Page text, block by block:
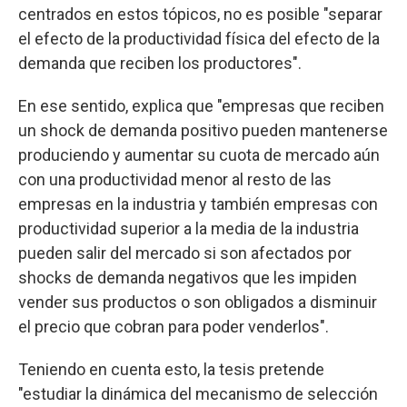
centrados en estos tópicos, no es posible "separar
el efecto de la productividad física del efecto de la
demanda que reciben los productores".
En ese sentido, explica que "empresas que reciben
un shock de demanda positivo pueden mantenerse
produciendo y aumentar su cuota de mercado aún
con una productividad menor al resto de las
empresas en la industria y también empresas con
productividad superior a la media de la industria
pueden salir del mercado si son afectados por
shocks de demanda negativos que les impiden
vender sus productos o son obligados a disminuir
el precio que cobran para poder venderlos".
Teniendo en cuenta esto, la tesis pretende
"estudiar la dinámica del mecanismo de selección